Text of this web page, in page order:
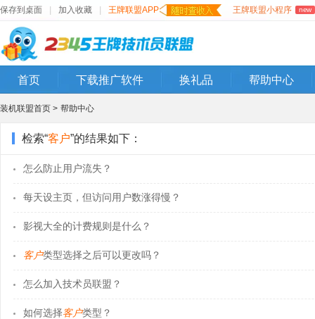
保存到桌面 加入收藏 王牌联盟APP 王牌联盟小程序 new
首页 下载推广软件 换礼品 帮助中心
装机联盟首页 > 帮助中心
检索“客户”的结果如下：
怎么防止用户流失？
每天设主页，但访问用户数涨得慢？
影视大全的计费规则是什么？
客户类型选择之后可以更改吗？
怎么加入技术员联盟？
如何选择客户类型？